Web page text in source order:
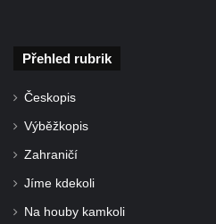
Přehled rubrik
Českopis
Výběžkopis
Zahraničí
Jíme kdekoli
Na houby kamkoli